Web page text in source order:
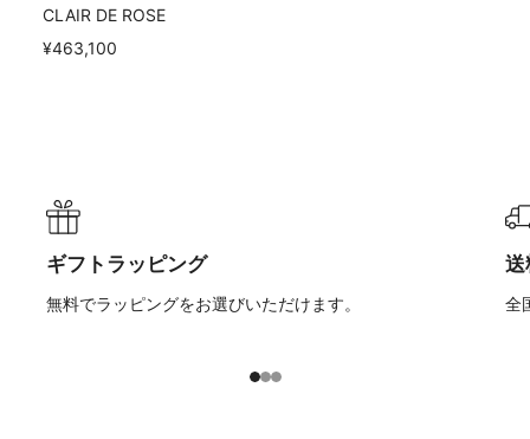
CLAIR DE ROSE
¥463,100
ギフトラッピング
無料でラッピングをお選びいただけます。
送
全